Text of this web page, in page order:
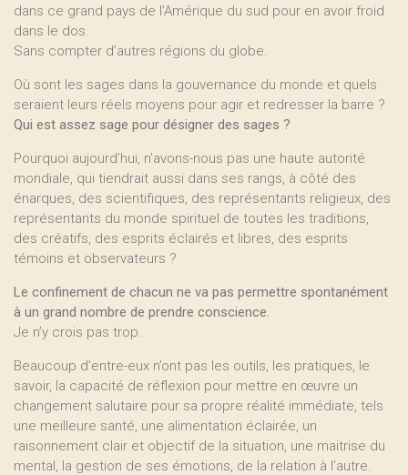
dans ce grand pays de l’Amérique du sud pour en avoir froid
dans le dos.
Sans compter d’autres régions du globe.
Où sont les sages dans la gouvernance du monde et quels
seraient leurs réels moyens pour agir et redresser la barre ?
Qui est assez sage pour désigner des sages ?
Pourquoi aujourd’hui, n’avons-nous pas une haute autorité
mondiale, qui tiendrait aussi dans ses rangs, à côté des
énarques, des scientifiques, des représentants religieux, des
représentants du monde spirituel de toutes les traditions,
des créatifs, des esprits éclairés et libres, des esprits
témoins et observateurs ?
Le confinement de chacun ne va pas permettre spontanément
à un grand nombre de prendre conscience.
Je n’y crois pas trop.
Beaucoup d’entre-eux n’ont pas les outils, les pratiques, le
savoir, la capacité de réflexion pour mettre en œuvre un
changement salutaire pour sa propre réalité immédiate, tels
une meilleure santé, une alimentation éclairée, un
raisonnement clair et objectif de la situation, une maitrise du
mental, la gestion de ses émotions, de la relation à l’autre.